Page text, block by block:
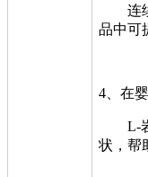
连续
品中可
4、在
L-岩
状，帮